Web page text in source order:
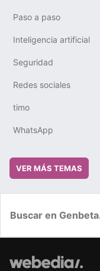
Paso a paso
Inteligencia artificial
Seguridad
Redes sociales
timo
WhatsApp
VER MÁS TEMAS